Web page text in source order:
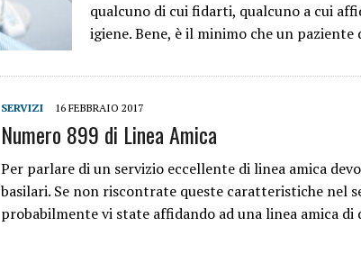
qualcuno di cui fidarti, qualcuno a cui
igiene. Bene, è il minimo che un paziente
SERVIZI 16 FEBBRAIO 2017
Numero 899 di Linea Amica
Per parlare di un servizio eccellente di linea amica
basilari. Se non riscontrate queste caratteristiche nel
probabilmente vi state affidando ad una linea amica